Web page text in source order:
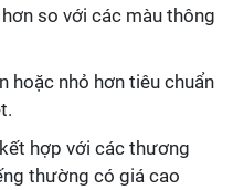
so với các màu thông
hoặc nhỏ hơn tiêu chuẩn
hợp với các thương
thường có giá cao